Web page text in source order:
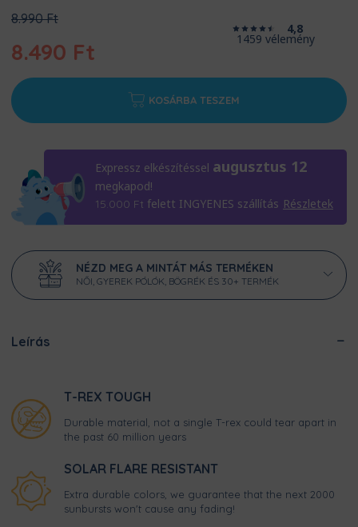
8.990FtOriginal
was:
8.990 Ft.
8.490 Ft
Current
price
is:
4,8
1459 vélemény
KOSÁRBA TESZEM
Expressz elkészítéssel augusztus 12
megkapod!
15.000 Ft felett INGYENES szállítás Részletek
NÉZD MEG A MINTÁT MÁS TERMÉKEN
NŐI, GYEREK PÓLÓK, BÖGRÉK ÉS 30+ TERMÉK
Leírás
T-REX TOUGH
Durable material, not a single T-rex could tear apart in
the past 60 million years
SOLAR FLARE RESISTANT
Extra durable colors, we guarantee that the next 2000
sunbursts won't cause any fading!